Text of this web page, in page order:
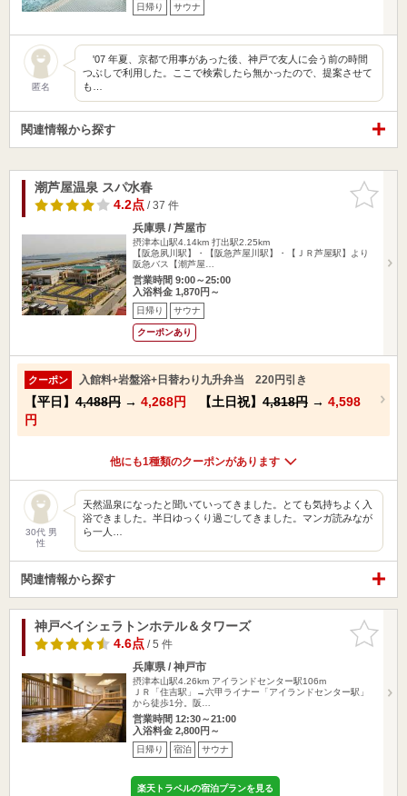
日帰り サウナ
匿名
'07 年夏、京都で用事があった後、神戸で友人に会う前の時間
つぶしで利用した。ここで検索したら無かったので、提案させて
も…
関連情報から探す
お気に入
りに追加
潮芦屋温泉 スパ水春
4.2点/ 37 件
兵庫県 / 芦屋市
摂津本山駅4.14km 打出駅2.25km
【阪急夙川駅】・【阪急芦屋川駅】・【ＪＲ芦屋駅】より
阪急バス【潮芦屋…
営業時間 9:00～25:00
入浴料金 1,870円～
日帰り サウナ
クーポンあり
クーポン 入館料+岩盤浴+日替わり九升弁当 220円引き
【平日】 4,488円 → 4,268円 【土日祝】 4,818円 → 4,598
円
他にも1種類のクーポンがあります
30代 男
性
天然温泉になったと聞いていってきました。とても気持ちよく入
浴できました。半日ゆっくり過ごしてきました。マンガ読みなが
ら一人…
関連情報から探す
お気に入
りに追加
神戸ベイシェラトンホテル＆タワーズ
4.6点/ 5 件
兵庫県 / 神戸市
摂津本山駅4.26km アイランドセンター駅106m
ＪＲ「住吉駅」→六甲ライナー「アイランドセンター駅」
から徒歩1分。阪…
営業時間 12:30～21:00
入浴料金 2,800円～
日帰り 宿泊 サウナ
楽天トラベルの宿泊プランを見る